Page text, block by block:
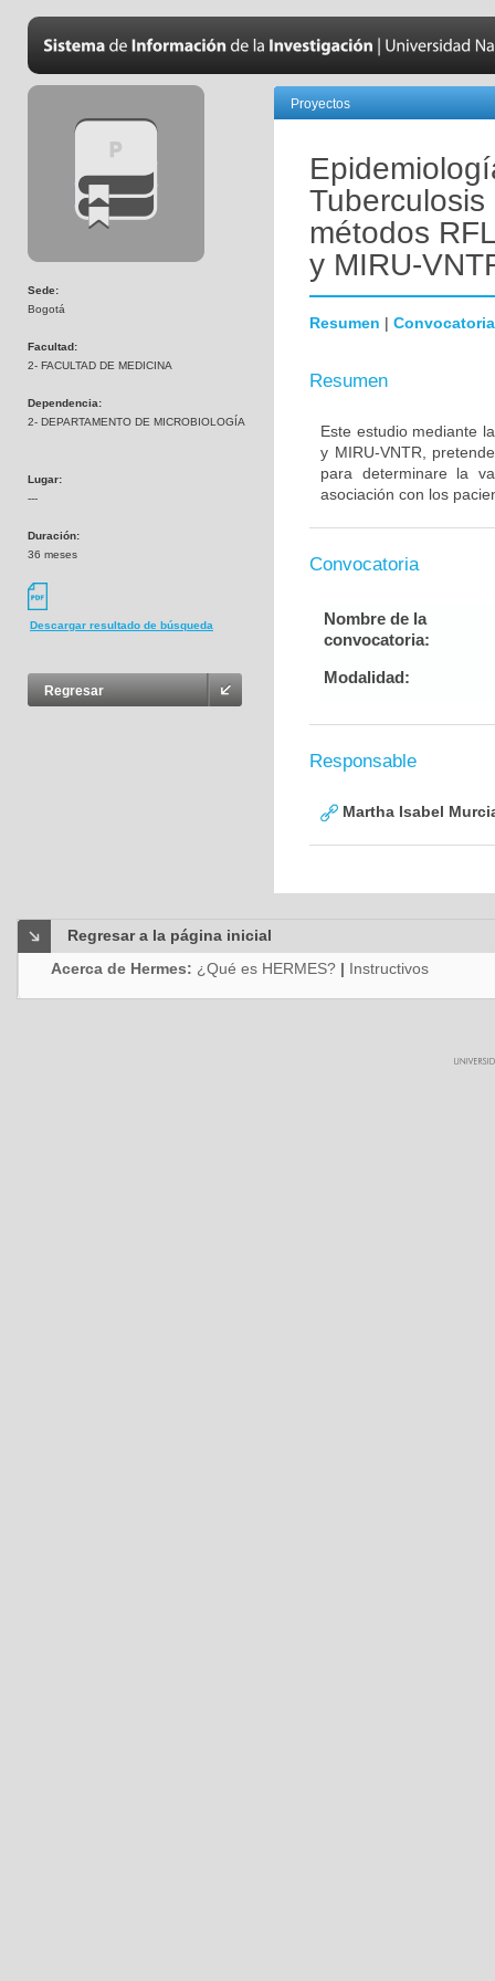
Sede:
Bogotá
Facultad:
2- FACULTAD DE MEDICINA
Dependencia:
2- DEPARTAMENTO DE MICROBIOLOGÍA
Lugar:
---
Duración:
36 meses
Descargar resultado de búsqueda
Regresar
Proyectos
métodos
y MIRU-
Resumen | Convocatoria
Resumen
Este estudio mediante
y MIRU-VNTR,
para determinare la
asociación con los
Convocatoria
Nombre de la
convocatoria:
Modalidad:
Responsable
Martha Isabel
Regresar a la página inicial
Acerca de Hermes: ¿Qué es HERMES? | Instructivos